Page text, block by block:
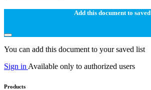
Add this document to saved
You can add this document to your saved list
Sign in Available only to authorized users
Products